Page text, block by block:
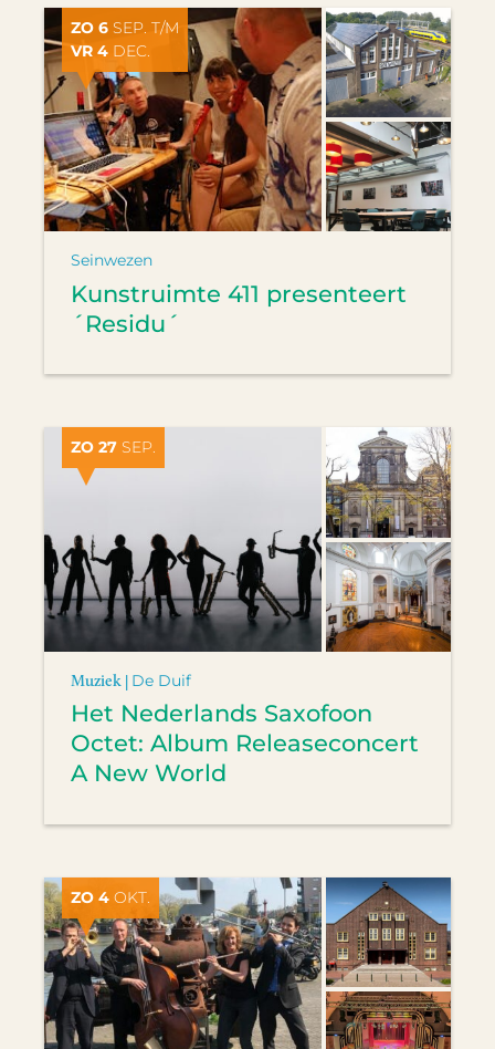
ZO 6 SEP. T/M
VR 4 DEC.
Seinwezen
Kunstruimte 411 presenteert
´Residu´
ZO 27 SEP.
Muziek | De Duif
Het Nederlands Saxofoon
Octet: Album Releaseconcert
A New World
ZO 4 OKT.